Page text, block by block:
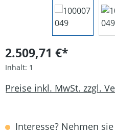
2.509,71 €*
Inhalt: 1
Preise inkl. MwSt. zzgl.
Interesse? Nehmen